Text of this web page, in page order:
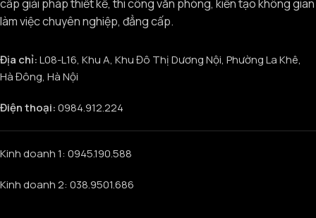
cấp giải pháp thiết kế, thi công văn phòng, kiến tạo không gian
làm việc chuyên nghiệp, đẳng cấp.
Địa chỉ:L08-L16, Khu A, Khu Đô Thị Dương Nội, Phường La Khê,
Hà Đông, Hà Nội
Điện thoại:0984.912.224
Kinh doanh 1: 0945.190.588
Kinh doanh 2: 038.9501.686